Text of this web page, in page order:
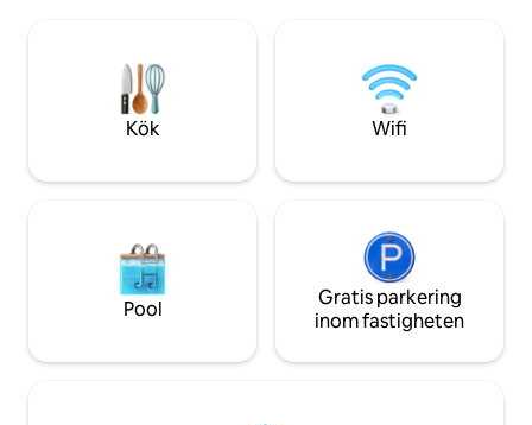
upp väntar panoramaterrassen på dig
med en enastående 360°-utsikt över
underbara plats.
Kök Wifi
Pool
Gratis parkering
inom fastigheten